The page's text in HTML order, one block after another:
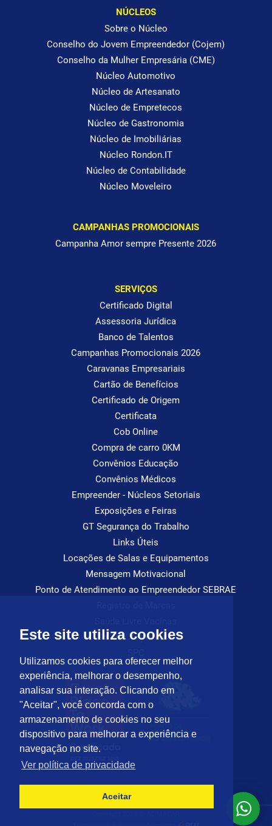
Este site utiliza cookies
Utilizamos cookies para oferecer melhor
experiência, melhorar o desempenho,
analisar sua interação. Clicando em
"Aceitar", você concorda com o
armazenamento de cookies no seu
dispositivo para melhorar a experiência e
navegação no site.
Ver política de privacidade
Aceitar
NÚCLEOS
Sobre o Núcleo
Conselho do Jovem Empreendedor (Cojem)
Conselho da Mulher Empresária (CME)
Núcleo Automotivo
Núcleo de Artesanato
Núcleo de Empretecos
Núcleo de Gastronomia
Núcleo de Imobiliárias
Núcleo Rondon.IT
Núcleo de Contabilidade
Núcleo Moveleiro
CAMPANHAS PROMOCIONAIS
Campanha Amor sempre Presente 2026
SERVIÇOS
Certificado Digital
Assessoria Jurídica
Banco de Talentos
Campanhas Promocionais 2026
Caravanas Empresariais
Cartão de Benefícios
Certificado de Origem
Certificata
Cob Online
Compra de carro 0KM
Convênios Educação
Convênios Médicos
Empreender - Núcleos Setoriais
Exposições e Feiras
GT Segurança do Trabalho
Links Úteis
Locações de Salas e Equipamentos
Mensagem Motivacional
Ponto de Atendimento ao Empreendedor SEBRAE
Saúde Ocupacional